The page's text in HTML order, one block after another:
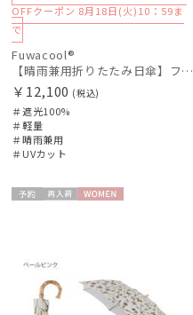
OFFクーポン 8月18日(火)10：59ま
で
Fuwacool®
【晴雨兼用折りたたみ日傘】フワクール®ホワイト（Fuwacool® White）スパークルブラッシュ 遮光100 UV100 ハンドル付き
￥12,100 (税込)
＃遮光100%
＃軽量
＃晴雨兼用
＃UVカット